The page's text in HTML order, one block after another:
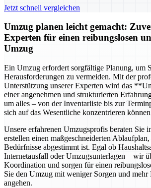
Jetzt schnell vergleichen
Umzug planen leicht gemacht:
Experten für einen reibungslosen
Umzug
Ein Umzug erfordert sorgfältige Planung, um
Herausforderungen zu vermeiden. Mit der
Unterstützung unserer Experten wird das
einer angenehmen und strukturierten
um alles – von der Inventarliste bis zur
sich auf das Wesentliche konzentrieren
Unsere erfahrenen Umzugsprofis beraten Sie
erstellen einen maßgeschneiderten
Bedürfnisse abgestimmt ist. Egal ob
Internetausfall oder Umzugsunterlagen – wir
Koordination und sorgen für einen
Sie den Umzug mit weniger Sorgen und mehr
angehen.